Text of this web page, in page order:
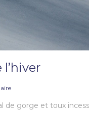
de gorge et toux